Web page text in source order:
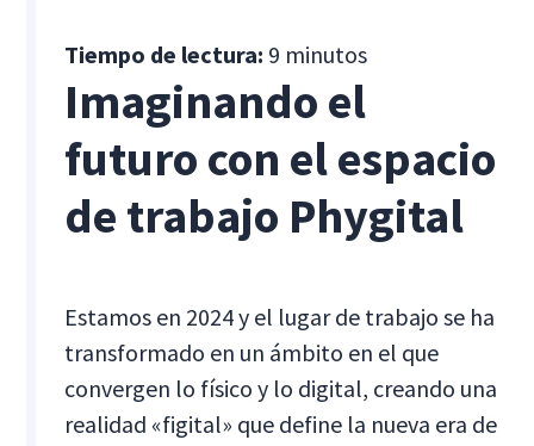
Tiempo de lectura: 9 minutos
Imaginando el
futuro con el espacio
de trabajo Phygital
Estamos en 2024 y el lugar de trabajo se ha
transformado en un ámbito en el que
convergen lo físico y lo digital, creando una
realidad «figital» que define la nueva era de